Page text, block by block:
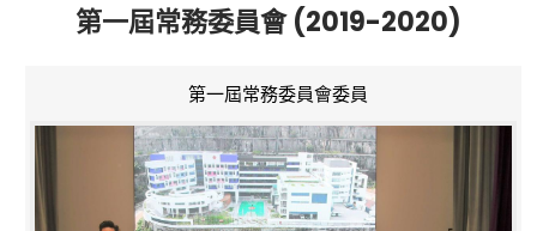
第一屆常務委員會 (2019-2020)
第一屆常務委員會委員